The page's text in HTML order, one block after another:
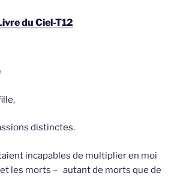
du Ciel-T12
distinctes.
incapables de multiplier en moi
les morts – autant de morts que de